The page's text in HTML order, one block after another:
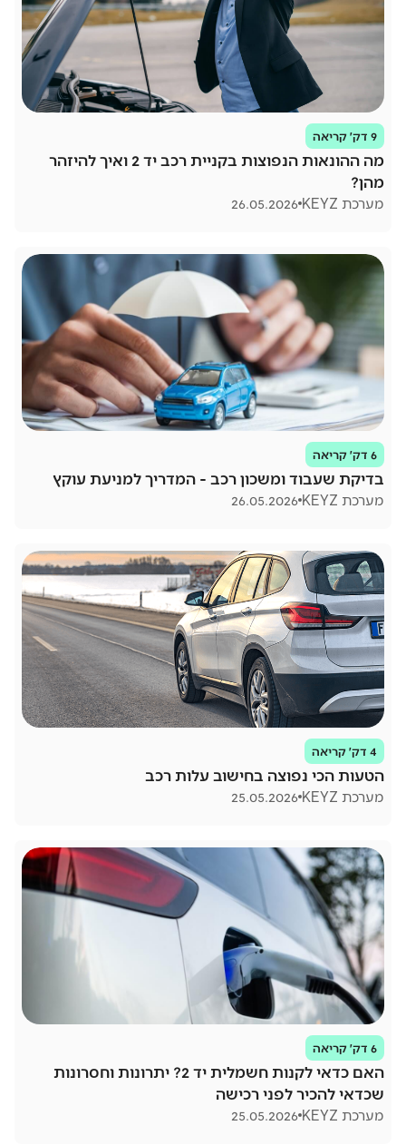
9 דק׳ קריאה
מה ההונאות הנפוצות בקניית רכב יד 2 ואיך להיזהר
מהן?
מערכת KEYZ 26.05.2026
6 דק׳ קריאה
בדיקת שעבוד ומשכון רכב - המדריך למניעת עוקץ
מערכת KEYZ 26.05.2026
4 דק׳ קריאה
הטעות הכי נפוצה בחישוב עלות רכב
מערכת KEYZ 25.05.2026
6 דק׳ קריאה
האם כדאי לקנות חשמלית יד 2? יתרונות וחסרונות
שכדאי להכיר לפני רכישה
מערכת KEYZ 25.05.2026